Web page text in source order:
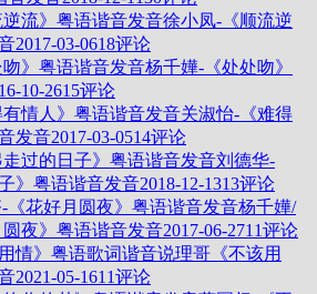
徐小凤-《顺流逆
2017-03-0618评论
杨千嬅-《处处吻》
10-2615评论
关淑怡-《难得
发音2017-03-0514评论
刘德华-
》粤语谐音发音2018-12-1313评论
杨千嬅/
夜》粤语谐音发音2017-06-2711评论
说理哥《不该用
2021-05-1611评论